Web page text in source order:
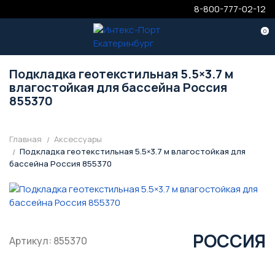
8-800-777-02-12
0
Подкладка геотекстильная 5.5×3.7 м
влагостойкая для бассейна Россия
855370
Главная
Аксессуары
Подкладка геотекстильная 5.5×3.7 м влагостойкая для
бассейна Россия 855370
Артикул: 855370 РОССИЯ